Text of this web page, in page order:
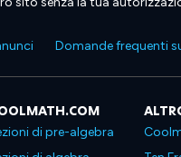
Domande frequenti
di pre-algebra